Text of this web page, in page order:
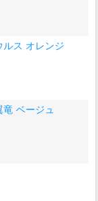
ス オレンジ
ベージュ